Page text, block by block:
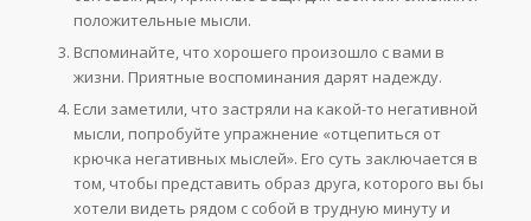
положительные мысли.
Вспоминайте, что хорошего произошло с вами в
жизни. Приятные воспоминания дарят надежду.
Если заметили, что застряли на какой-то негативной
мысли, попробуйте упражнение «отцепиться от
крючка негативных мыслей». Его суть заключается в
том, чтобы представить образ друга, которого вы бы
хотели видеть рядом с собой в трудную минуту и